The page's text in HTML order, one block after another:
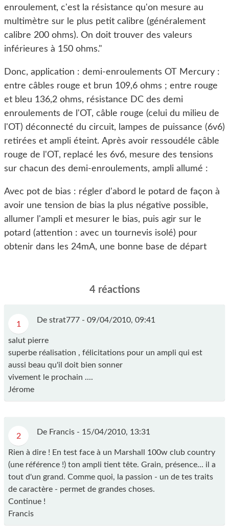
enroulement, c'est la résistance qu'on mesure au
multimètre sur le plus petit calibre (généralement
calibre 200 ohms). On doit trouver des valeurs
inférieures à 150 ohms."
Donc, application : demi-enroulements OT Mercury :
entre câbles rouge et brun 109,6 ohms ; entre rouge
et bleu 136,2 ohms, résistance DC des demi
enroulements de l'OT, câble rouge (celui du milieu de
l'OT) déconnecté du circuit, lampes de puissance (6v6)
retirées et ampli éteint. Après avoir ressoudéle câble
rouge de l'OT, replacé les 6v6, mesure des tensions
sur chacun des demi-enroulements, ampli allumé :
Avec pot de bias : régler d'abord le potard de façon à
avoir une tension de bias la plus négative possible,
allumer l'ampli et mesurer le bias, puis agir sur le
potard (attention : avec un tournevis isolé) pour
obtenir dans les 24mA, une bonne base de départ
4 réactions
1 De strat777 - 09/04/2010, 09:41
salut pierre
superbe réalisation , félicitations pour un ampli qui est
aussi beau qu'il doit bien sonner
vivement le prochain ....
Jérome
2 De Francis - 15/04/2010, 13:31
Rien à dire ! En test face à un Marshall 100w club country
(une référence !) ton ampli tient tête. Grain, présence... il a
tout d'un grand. Comme quoi, la passion - un de tes traits
de caractère - permet de grandes choses.
Continue !
Francis